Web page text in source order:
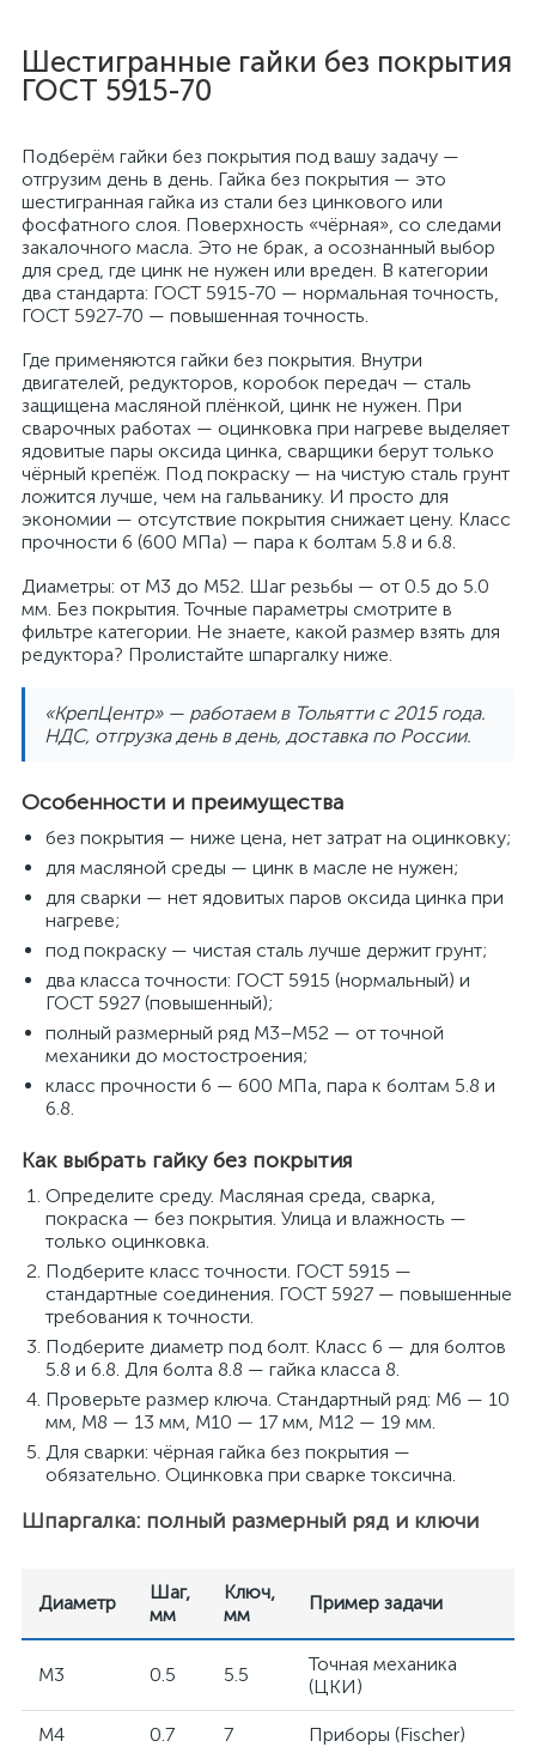
Шестигранные гайки без покрытия
ГОСТ 5915-70
Подберём гайки без покрытия под вашу задачу —
отгрузим день в день. Гайка без покрытия — это
шестигранная гайка из стали без цинкового или
фосфатного слоя. Поверхность «чёрная», со следами
закалочного масла. Это не брак, а осознанный выбор
для сред, где цинк не нужен или вреден. В категории
два стандарта: ГОСТ 5915-70 — нормальная точность,
ГОСТ 5927-70 — повышенная точность.
Где применяются гайки без покрытия. Внутри
двигателей, редукторов, коробок передач — сталь
защищена масляной плёнкой, цинк не нужен. При
сварочных работах — оцинковка при нагреве выделяет
ядовитые пары оксида цинка, сварщики берут только
чёрный крепёж. Под покраску — на чистую сталь грунт
ложится лучше, чем на гальванику. И просто для
экономии — отсутствие покрытия снижает цену. Класс
прочности 6 (600 МПа) — пара к болтам 5.8 и 6.8.
Диаметры: от M3 до M52. Шаг резьбы — от 0.5 до 5.0
мм. Без покрытия. Точные параметры смотрите в
фильтре категории. Не знаете, какой размер взять для
редуктора? Пролистайте шпаргалку ниже.
«КрепЦентр» — работаем в Тольятти с 2015 года.
НДС, отгрузка день в день, доставка по России.
Особенности и преимущества
без покрытия — ниже цена, нет затрат на оцинковку;
для масляной среды — цинк в масле не нужен;
для сварки — нет ядовитых паров оксида цинка при
нагреве;
под покраску — чистая сталь лучше держит грунт;
два класса точности: ГОСТ 5915 (нормальный) и
ГОСТ 5927 (повышенный);
полный размерный ряд M3–M52 — от точной
механики до мостостроения;
класс прочности 6 — 600 МПа, пара к болтам 5.8 и
6.8.
Как выбрать гайку без покрытия
Определите среду. Масляная среда, сварка,
покраска — без покрытия. Улица и влажность —
только оцинковка.
Подберите класс точности. ГОСТ 5915 —
стандартные соединения. ГОСТ 5927 — повышенные
требования к точности.
Подберите диаметр под болт. Класс 6 — для болтов
5.8 и 6.8. Для болта 8.8 — гайка класса 8.
Проверьте размер ключа. Стандартный ряд: M6 — 10
мм, M8 — 13 мм, M10 — 17 мм, M12 — 19 мм.
Для сварки: чёрная гайка без покрытия —
обязательно. Оцинковка при сварке токсична.
Шпаргалка: полный размерный ряд и ключи
Диаметр
Шаг,
мм
Ключ,
мм
Пример задачи
M3 0.5 5.5
Точная механика
(ЦКИ)
M4 0.7 7 Приборы (Fischer)